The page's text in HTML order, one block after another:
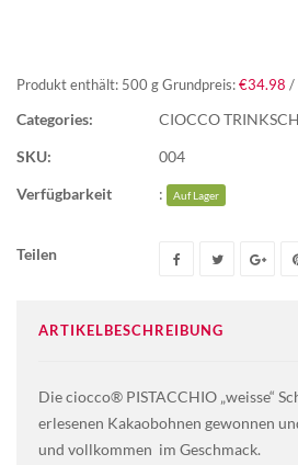
Produkt enthält: 500 g Grundpreis: €34.98 /
Categories: CIOCCO
SKU:
004
Verfügbarkeit
: Auf Lager
Teilen
ARTIKELBESCHREIBUNG
Die ciocco® PISTACCHIO „weisse“
erlesenen Kakaobohnen gewonnen
und vollkommen im Geschmack.